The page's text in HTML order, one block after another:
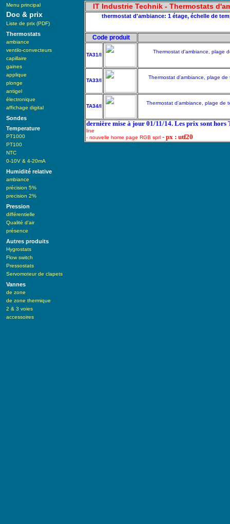
Menu principal
Doc & prix
Liste de prix (PDF)
Thermostats
ambiance
ventilo-convecteurs
capillaire
gaines
applique
plonge
antigel
électronique
affichage digital
Sondes
Temperature
PT1000
PT100
NTC
0-10V & 4-20mA
Humidité relative
ambiance
précision 5%
precision 2%
Pression
différentielle
Qualité d'air
présence
Autres produits
Hygrostats
Flow switch
Pressostats
Servomoteur de clapets
Vannes
de zone
de zone thermique
2 & 3 voies
accessoires
IT Industrie Technik - Thermostats
thermostat d'ambiance: 1 étage, échelle de
Code produit
TA31/I
Thermostat d'ambiance, plage
TA33/I
Thermostat d'ambiance, plage de
TA34/I
Thermostat d'ambiance, plage de
dernière mise à jour 01/11/14. Les prix sont
line
- nouvelle home page RGB sprl - px : utf20